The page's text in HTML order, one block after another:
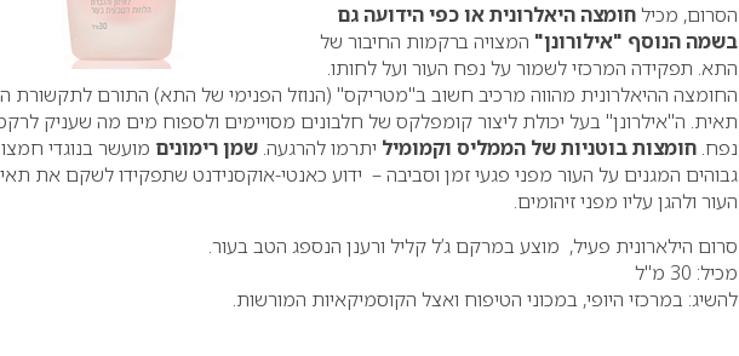
הסרום, מכילחומצה היאלרונית או כפי הידועה גם
בשמה הנוסף "אילורונן" המצויה ברקמות החיבור של
התא. תפקידה המרכזי לשמור על נפח העור ועל לחותו.
החומצה ההיאלרונית מהווה מרכיב חשוב ב"מטריקס" (הנוזל הפנימי של התא) התורם לתקשורת
תאית. ה"אילרונן" בעל יכולת ליצור קומפלקס של חלבונים מסויימים ולספוח מים מה שעניק
נפח. חומצות בוטניות של הממליס וקמומיל יתרמו להרגעה. שמן רימונים מועשר בנוגדי
גבוהים המגנים על העור מפני פגעי זמן וסביבה – ידוע כאנטי-אוקסנידנט שתפקידו לשקם את תאי
העור ולהגן עליו מפני זיהומים.
סרום הילארונית פעיל, מוצע במרקם ג’ל קליל ורענן הנספג הטב בעור.
מכיל: 30 מ"ל
להשיג: במרכזי היופי, במכוני הטיפוח ואצל הקוסמיקאיות המורשות.